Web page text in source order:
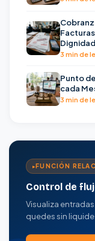
Dignidad
3 min de
Punto
cada
3 min de
FUNCIÓN
Control de
Visualiza
quedes sin